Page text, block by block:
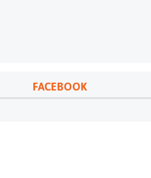
FACEBOOK